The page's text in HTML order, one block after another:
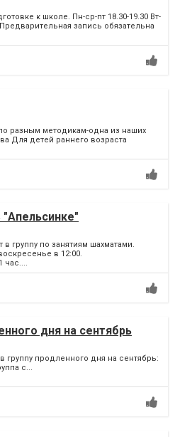
к школе. Пн-ср-пт 18.30-19.30 Вт-
Предварительная запись обязательна
разным методикам-одна из наших
Для детей раннего возраста
группу по занятиям шахматами.
в 12:00.
час....
дня на сентябрь
группу продленного дня на сентябрь:
c...